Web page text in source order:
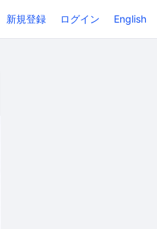
新規登録 ログイン English